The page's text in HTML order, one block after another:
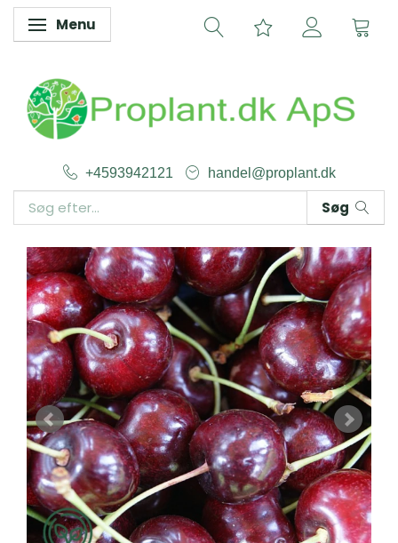
Skifte navigation
Menu
+4593942121 handel@proplant.dk
Søg